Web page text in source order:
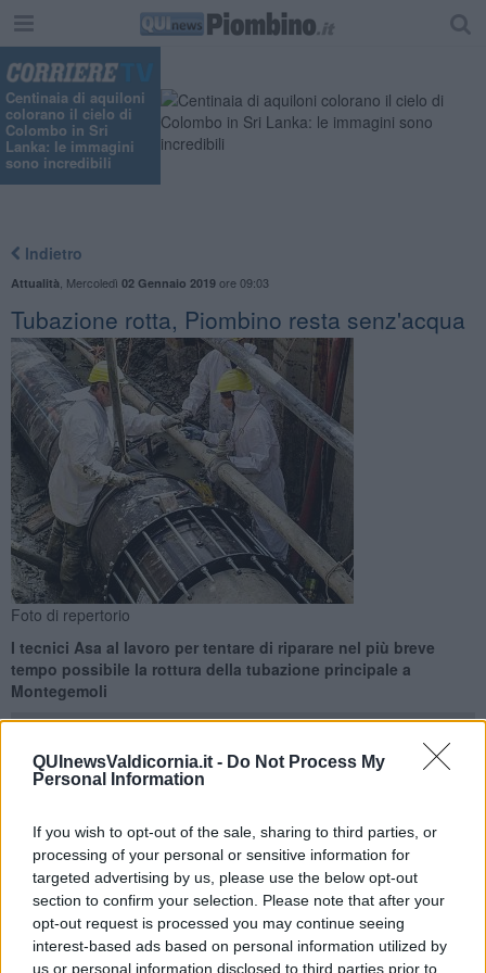
QUInewsValdicornia.it - Do Not Process My
Personal Information
If you wish to opt-out of the sale, sharing to third parties, or
processing of your personal or sensitive information for
targeted advertising by us, please use the below opt-out
section to confirm your selection. Please note that after your
opt-out request is processed you may continue seeing
interest-based ads based on personal information utilized by
us or personal information disclosed to third parties prior to
Centinaia di aquiloni
colorano il cielo di
Colombo in Sri
Lanka: le immagini
sono incredibili
Indietro
Attualità Mercoledì 02 Gennaio 2019ore 09:03
Tubazione rotta, Piombino resta senz'acqua
Foto di repertorio
I tecnici Asa al lavoro per tentare di riparare nel più breve
tempo possibile la rottura della tubazione principale a
Montegemoli
PIOMBINO —Dalla mattina del 2 gennaio niente acqua in diverse
zone a Piombino. Asa attraverso i suoi canali social ha diffuso le
ragioni di questo improvviso stop dell’erogaziine.
“A causa della rottura improvvisa della tubazione principale nella
zona di Montegemoli, nelle prossime ore non sarà garantita
l’erogazione dell’acqua nel comune di Piombino. - si legge in un